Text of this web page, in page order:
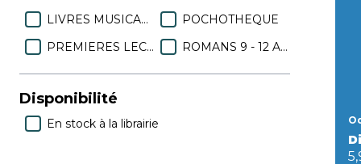
LIVRES MUSICAUX
POCHOTHEQUE
PREMIERES LECTURES
ROMANS 9 - 12 ANS
Disponibilité
En stock à la librairie